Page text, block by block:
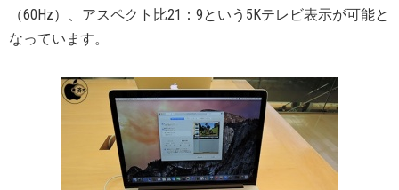
（60Hz）、アスペクト比21：9という5Kテレビ表示が可能と
なっています。